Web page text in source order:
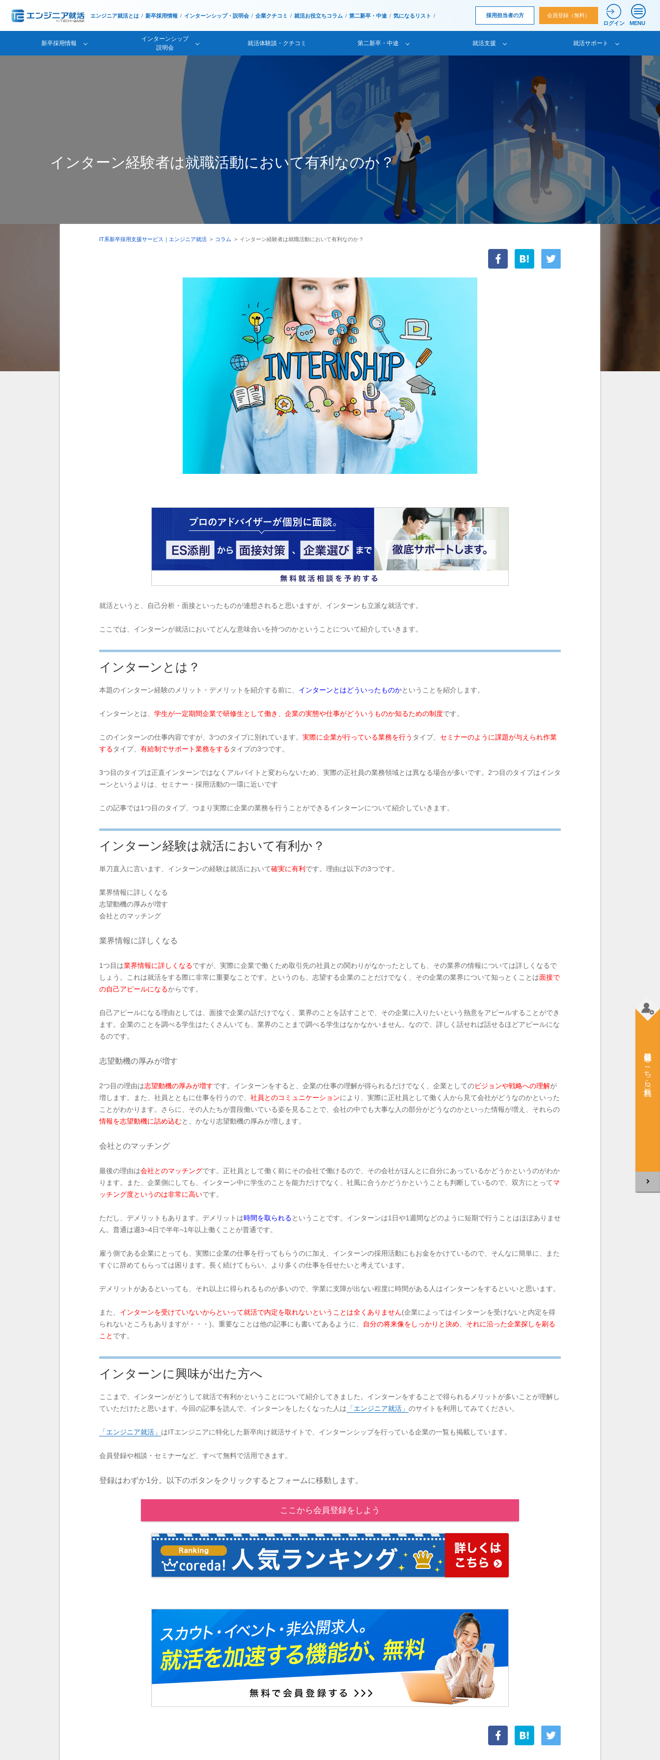
エンジニア就活とは 新卒採用情報 インターンシップ・説明会 企業クチコミ 就活お役立ちコラム 第二新卒・中途 気になるリスト 採用担当者の方
会員登録（無料）
ログイン
MENU
新卒採用情報
インターンシップ
説明会
就活体験談・クチコミ 第二新卒・中途 就活支援 就活サポート
インターン経験者は就職活動において有利なのか？
IT系新卒採用支援サービス｜エンジニア就活 > コラム > インターン経験者は就職活動において有利なのか？
就活というと、自己分析・面接といったものが連想されると思いますが、インターンも立派な就活です。
ここでは、インターンが就活においてどんな意味合いを持つのかということについて紹介していきます。
インターンとは？
本題のインターン経験のメリット・デメリットを紹介する前に、 インターンとはどういったものかということを紹介します。
インターンとは、 学生が一定期間企業で研修生として働き、企業の実態や仕事がどういうものか知るための制度です。
このインターンの仕事内容ですが、3つのタイプに別れています。 実際に企業が行っている業務を行う タイプ、 セミナーのように課題が与えられ作業
するタイプ、 有給制でサポート業務をするタイプの3つです。
3つ目のタイプは正直インターンではなくアルバイトと変わらないため、実際の正社員の業務領域とは異なる場合が多いです。2つ目のタイプはインタ
ーンというよりは、セミナー・採用活動の一環に近いです
この記事では1つ目のタイプ、つまり実際に企業の業務を行うことができるインターンについて紹介していきます。
インターン経験は就活において有利か？
単刀直入に言います、インターンの経験は就活において確実に有利 です。 理由は以下の3つです。
業界情報に詳しくなる
志望動機の厚みが増す
会社とのマッチング
業界情報に詳しくなる
1つ目は業界情報に詳しくなるですが、実際に企業で働くため取引先の社員との関わりがなかったとしても、その業界の情報については詳しくなるで
しょう。これは就活をする際に非常に重要なことです。というのも、志望する企業のことだけでなく、その企業の業界について知っとくことは面接で
の自己アピールになるからです。
自己アピールになる理由としては、面接で企業の話だけでなく、業界のことを話すことで、その企業に入りたいという熱意をアピールすることができ
ます。企業のことを調べる学生はたくさんいても、業界のことまで調べる学生はなかなかいません。なので、詳しく話せれば話せるほどアピールにな
るのです。
志望動機の厚みが増す
2つ目の理由は志望動機の厚みが増すです。インターンをすると、企業の仕事の理解が得られるだけでなく、企業としてのビジョンや戦略への理解が
増します。また、社員とともに仕事を行うので、 社員とのコミュニケーションにより、実際に正社員として働く人から見て会社がどうなのかといった
ことがわかります。さらに、その人たちが普段働いている姿を見ることで、会社の中でも大事な人の部分がどうなのかといった情報が増え、それらの
情報を志望動機に詰め込むと、かなり志望動機の厚みが増します。
会社とのマッチング
最後の理由は会社とのマッチングです。正社員として働く前にその会社で働けるので、その会社がほんとに自分にあっているかどうかというのがわか
ります。また、企業側にしても、インターン中に学生のことを能力だけでなく、社風に合うかどうかということも判断しているので、双方にとってマ
ッチング度というのは非常に高いです。
ただし、デメリットもあります。デメリットは時間を取られるということです。インターンは1日や1週間などのように短期で行うことはほぼありませ
ん。普通は週3~4日で半年~1年以上働くことが普通です。
雇う側である企業にとっても、実際に企業の仕事を行ってもらうのに加え、インターンの採用活動にもお金をかけているので、そんなに簡単に、また
すぐに辞めてもらっては困ります。長く続けてもらい、より多くの仕事を任せたいと考えています。
デメリットがあるといっても、それ以上に得られるものが多いので、学業に支障が出ない程度に時間がある人はインターンをするといいと思います。
また、 インターンを受けていないからといって就活で内定を取れないということは全くありません(企業によってはインターンを受けないと内定を得
られないところもありますが・・・)。重要なことは他の記事にも書いてあるように、
自分の将来像をしっかりと決め、それに沿った企業探しを刷る
こと です。
インターンに興味が出た方へ
ここまで、インターンがどうして就活で有利かということについて紹介してきました。インターンをすることで得られるメリットが多いことが理解し
ていただけたと思います。今回の記事を読んで、インターンをしたくなった人は 「エンジニア就活」 のサイトを利用してみてください。
「エンジニア就活」 はITエンジニアに特化した新卒向け就活サイトで、インターンシップを行っている企業の一覧も掲載しています。
会員登録や相談・セミナーなど、すべて無料で活用できます。
登録はわずか1分。以下のボタンをクリックするとフォームに移動します。
ここから会員登録をしよう
会員登録はこちら（無料）